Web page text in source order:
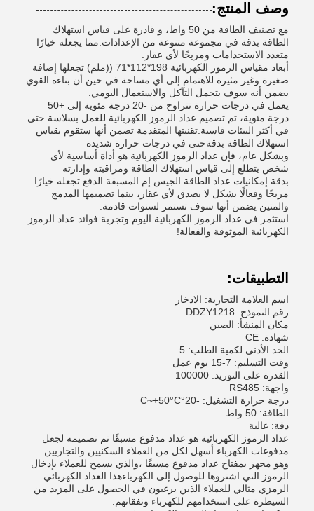
وصف المنتج:
مع تصنيف الطاقة من 50 واط، و قادرة على قياس استهلاك
الطاقة بدقة في مجموعة متنوعة من الإعدادات.مما يجعله خيارًا
متعدد الاستخدامات ومريحًا لأي عقار.
أبعاد مقياس الرموز الكهربائية 198*112*71 ((ملم) تجعلها إضافة
صغيرة وغير مثيرة للاهتمام إلى أي مساحة.في حين أن بناءه القوي
يضمن أنه سوف يتحمل التآكل والاستعمال اليومي.
يعمل في درجات حرارة تتراوح من -20 درجة مئوية إلى +50
درجة مئوية، تم تصميم عداد الرموز الكهربائية للعمل بسلاسة حتى
في أكثر البيئات قاسية.تقنيتها المتقدمة تضمن أنها ستقوم بقياس
استهلاك الطاقة بدقةحتى في درجات حرارة شديدة
وبشكل عام، فإن عداد الرموز الكهربائية هو أداة أساسية لأي
شخص يتطلع إلى قياس استهلاك الطاقة ومراقبته وإدارته
بدقة.إمكانيات عداد الطاقة الجيس إم المسبقة الدفع تجعله خيارًا
مريحًا وفعالًا بشكل لا يصدق لأي عقار، بينما تصميمها المدمج
والمتين يضمن أنها سوف تستمر لسنوات قادمة.
استثمر في عداد الرموز الكهربائية اليوم وتجربة فوائد عداد الرموز
الكهربائية الموثوقة والفعالة!
التطبيقات:
اسم العلامة التجارية: الادخار
رقم النموذج: DDZY1218
مكان المنشأ: الصين
شهادة: CE
الحد الأدنى لكمية الطلب: 5
وقت التسليم: 7-15 يوم عمل
القدرة على التوريد: 100000
واجهة: RS485
درجة حرارة التشغيل: -20°C~+50°C
الطاقة: 50 واط
دقة: عالية
عداد الرموز الكهربائية هو عداد مدفوع مسبقًا تم تصميمه لجعل
مدفوعات الكهرباء أسهل لكل من العملاء السكنيين والتجاريين.
وهو مجهز بمفتاح عداد مدفوع مسبقًا ،والذي يسمح للعملاء بإدخال
الرموز التي اشتروها للوصول إلى الكهرباءهذا العداد الكهربائي
الرمزي مثالي للعملاء الذين يرغبون في الحصول على المزيد من
السيطرة على استخدامهم للكهرباء ونفقاتهم.